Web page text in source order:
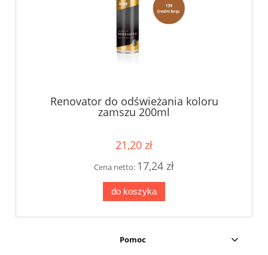
Renovator do odświeżania koloru
zamszu 200ml
21,20 zł
Cena netto: 17,24 zł
do koszyka
Pomoc